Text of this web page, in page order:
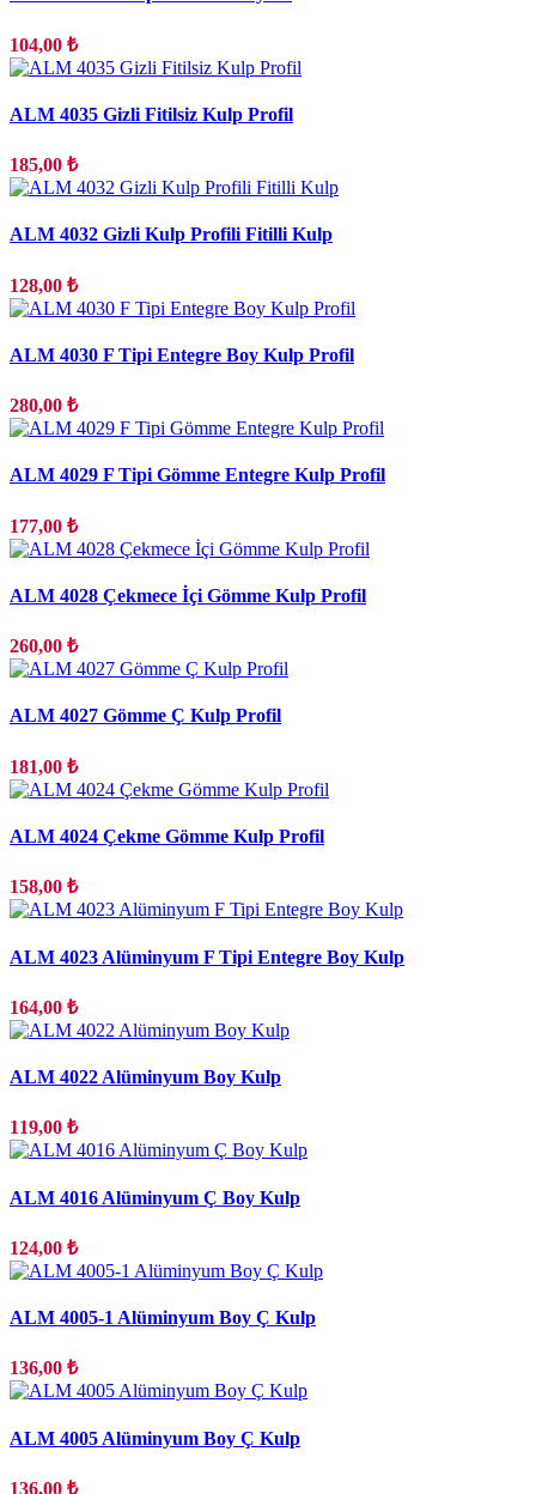
104,00 ₺
ALM 4035 Gizli Fitilsiz Kulp Profil
185,00 ₺
ALM 4032 Gizli Kulp Profili Fitilli Kulp
128,00 ₺
ALM 4030 F Tipi Entegre Boy Kulp Profil
280,00 ₺
ALM 4029 F Tipi Gömme Entegre Kulp Profil
177,00 ₺
ALM 4028 Çekmece İçi Gömme Kulp Profil
260,00 ₺
ALM 4027 Gömme Ç Kulp Profil
181,00 ₺
ALM 4024 Çekme Gömme Kulp Profil
158,00 ₺
ALM 4023 Alüminyum F Tipi Entegre Boy Kulp
164,00 ₺
ALM 4022 Alüminyum Boy Kulp
119,00 ₺
ALM 4016 Alüminyum Ç Boy Kulp
124,00 ₺
ALM 4005-1 Alüminyum Boy Ç Kulp
136,00 ₺
ALM 4005 Alüminyum Boy Ç Kulp
136,00 ₺